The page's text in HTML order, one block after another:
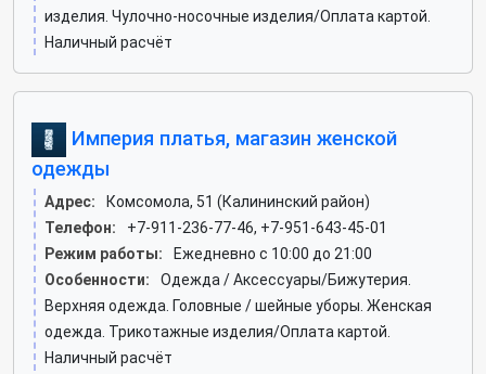
изделия. Чулочно-носочные изделия/Оплата картой.
Наличный расчёт
Империя платья, магазин женской
одежды
Адрес:
Комсомола, 51 (Калининский район)
Телефон:
+7-911-236-77-46, +7-951-643-45-01
Режим работы:
Ежедневно с 10:00 до 21:00
Особенности:
Одежда / Аксессуары/Бижутерия.
Верхняя одежда. Головные / шейные уборы. Женская
одежда. Трикотажные изделия/Оплата картой.
Наличный расчёт